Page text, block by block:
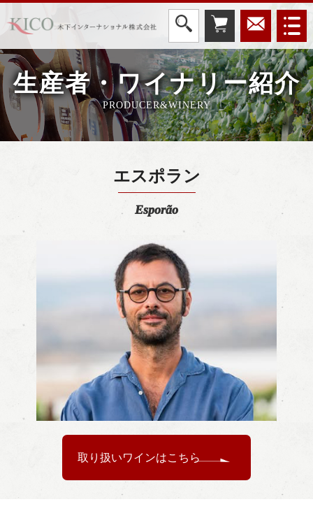
生産者・ワイナリー紹介
PRODUCER&WINERY
エスポラン
Esporão
取り扱いワインはこちら